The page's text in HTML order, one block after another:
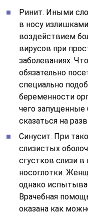
Ринит. Иными
в носу
воздействием
вирусов при
заболеваниях.
обязательно
специально
беременности
чего запущенные
сказаться на
Синусит. При
слизистых
сгустков слизи
носоглотки.
однако
Врачебная
оказана как